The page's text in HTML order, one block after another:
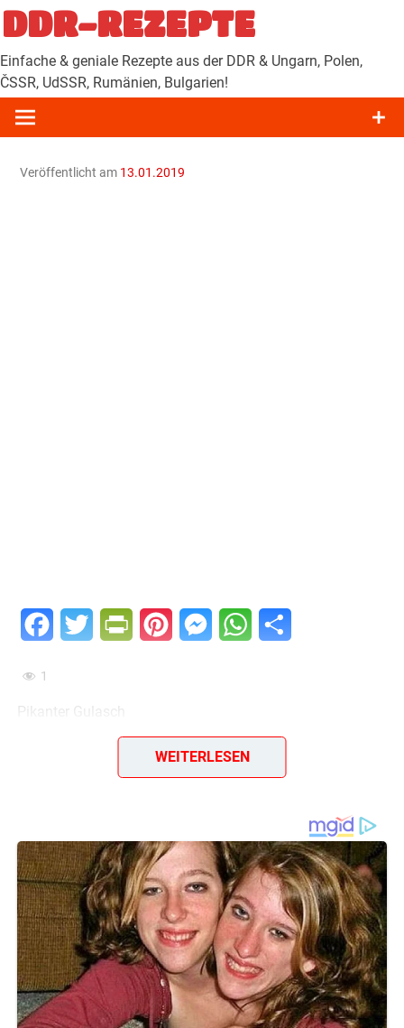
Zum
Inhalt
springen
DDR-REZEPTE
Einfache & geniale Rezepte aus der DDR & Ungarn, Polen,
ČSSR, UdSSR, Rumänien, Bulgarien!
Veröffentlicht am 13.01.2019
FacebookTwitter PrintFriendly
PinterestMessengerWhatsApp
1
Pikanter Gulasch
Kümmel
Zitronenschale
Salz
Die Margarine erhitzen, darin die geschnittenen Zwiebeln
goldgelb anschwitzen. Tomatenmark und in Würfel
geschnittenes Schmalzfleisch hinzufügen und mit
Kümmel, Zitronenschale und Salz würzen. Mit etwas
Wasser auffüllen. Nur kurz aufkochen lassen.
WEITERLESEN